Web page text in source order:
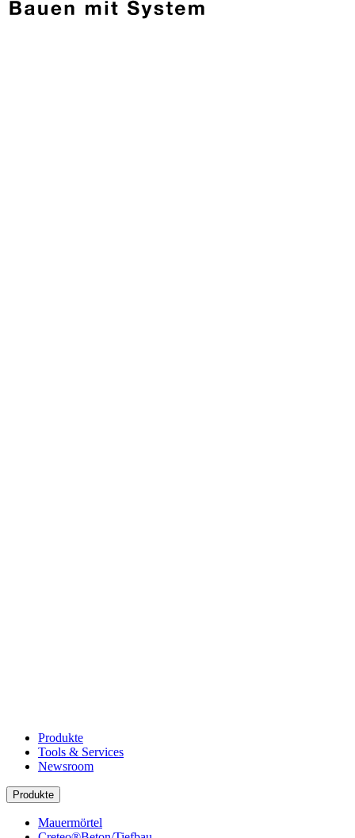
Produkte
Tools & Services
Newsroom
Produkte
Mauermörtel